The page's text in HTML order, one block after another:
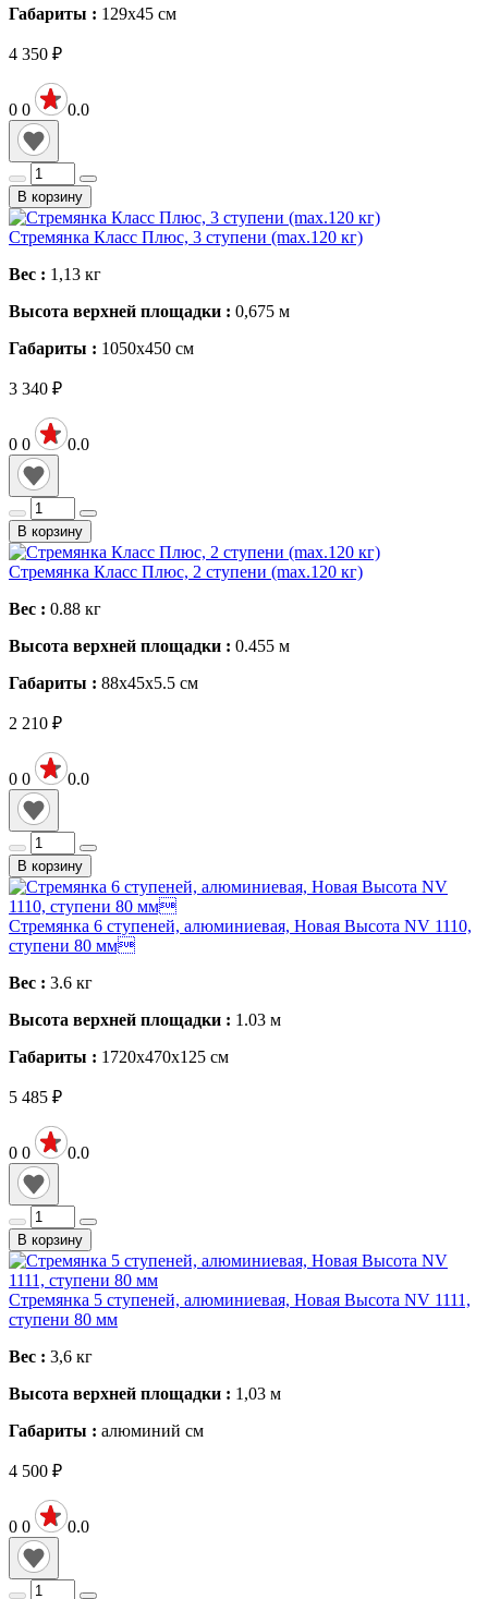
Габариты : 129х45 см
4 350 ₽
0 0 0.0
В корзину
Стремянка Класс Плюс, 3 ступени (max.120 кг)
Вес : 1,13 кг
Высота верхней площадки : 0,675 м
Габариты : 1050х450 см
3 340 ₽
0 0 0.0
В корзину
Стремянка Класс Плюс, 2 ступени (max.120 кг)
Вес : 0.88 кг
Высота верхней площадки : 0.455 м
Габариты : 88х45х5.5 см
2 210 ₽
0 0 0.0
В корзину
Стремянка 6 ступеней, алюминиевая, Новая Высота NV 1110,
ступени 80 мм
Вес : 3.6 кг
Высота верхней площадки : 1.03 м
Габариты : 1720х470х125 см
5 485 ₽
0 0 0.0
В корзину
Стремянка 5 ступеней, алюминиевая, Новая Высота NV 1111,
ступени 80 мм
Вес : 3,6 кг
Высота верхней площадки : 1,03 м
Габариты : алюминий см
4 500 ₽
0 0 0.0